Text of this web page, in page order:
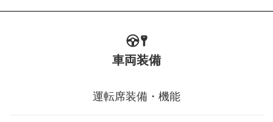
車両装備
運転席装備・機能